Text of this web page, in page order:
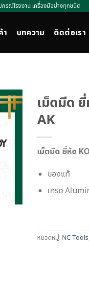
รณ์โรงงาน เครื่องมือช่างทุกชนิด
า บทความ ติดต่อเรา
เม็ดมีด
AK
เม็ดมีด ยี่ห้อ
ของแท้
เกรด
หมวดหมู่: NC Tools